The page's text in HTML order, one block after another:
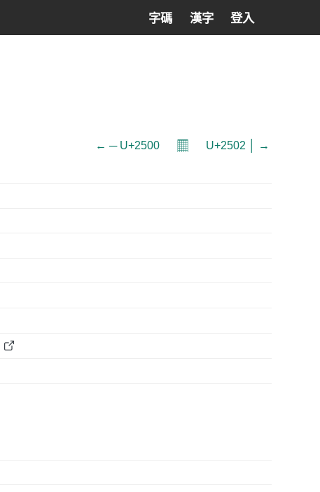
字碼 漢字 登入
← ─ U+2500 𝄜 U+2502 │ →